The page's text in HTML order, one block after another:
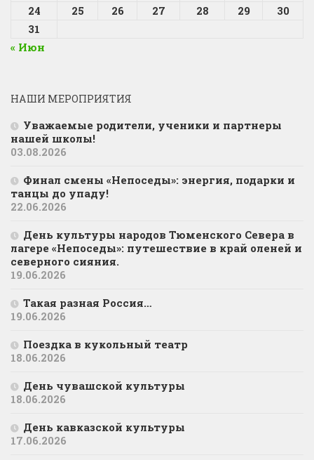
24
25 26 27 28 29
30
31
« Июн
НАШИ МЕРОПРИЯТИЯ
Уважаемые родители, ученики и партнеры
нашей школы!
03.08.2026
Финал смены «Непоседы»: энергия, подарки и
танцы до упаду!
22.06.2026
День культуры народов Тюменского Севера в
лагере «Непоседы»: путешествие в край оленей и
северного сияния.
19.06.2026
Такая разная Россия…
19.06.2026
Поездка в кукольный театр
18.06.2026
День чувашской культуры
18.06.2026
День кавказской культуры
17.06.2026